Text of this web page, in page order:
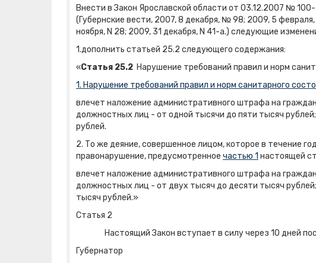
Внести в Закон Ярославской области от 03.12.2007 №
(Губернские вести, 2007, 8 декабря, № 98; 2009, 5
ноября, N 28; 2009, 31 декабря, N 41-а.) следующие
1.дополнить статьей 25.2 следующего содержания:
«Статья 25.2 Нарушение требований правил и норм
1. Нарушение требований правил и норм санитарного
влечет наложение административного штрафа на
должностных лиц - от одной тысячи до пяти тысяч
рублей.
2. То же деяние, совершенное лицом, которое в течение
правонарушение, предусмотренное частью 1 настоящей
влечет наложение административного штрафа на
должностных лиц - от двух тысяч до десяти тысяч
тысяч рублей.»
Статья 2
Настоящий Закон вступает в силу через 10 дней
Губернатор